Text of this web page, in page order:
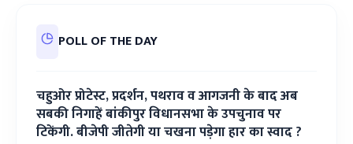
POLL OF THE DAY
चहुओर प्रोटेस्ट, प्रदर्शन, पथराव व आगजनी के बाद अब
सबकी निगाहें बांकीपुर विधानसभा के उपचुनाव पर
टिकेंगी. बीजेपी जीतेगी या चखना पड़ेगा हार का स्वाद ?